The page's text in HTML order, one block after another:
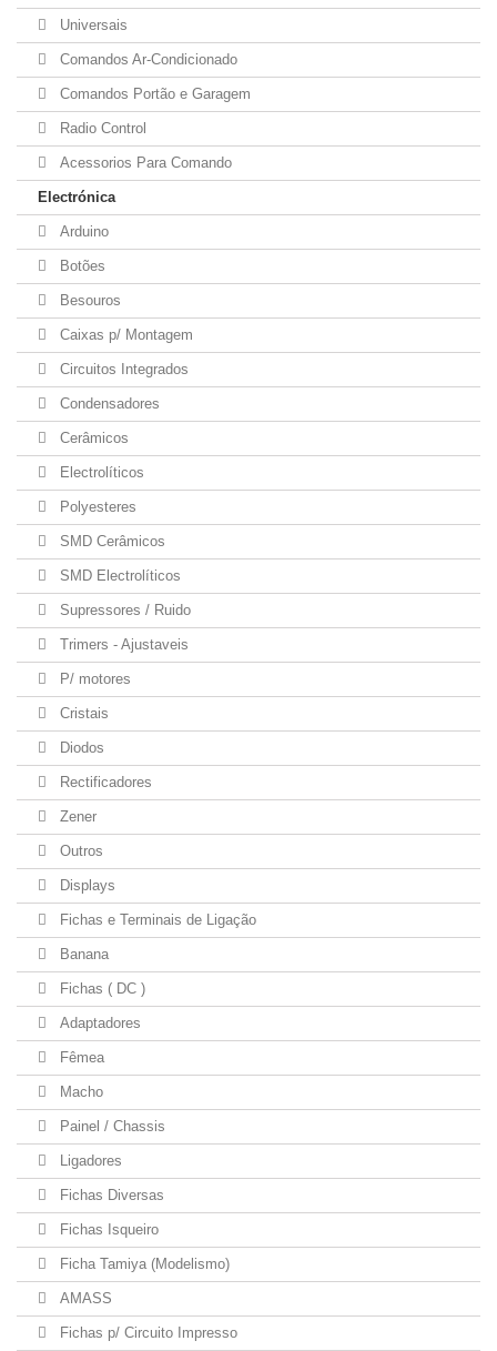
Universais
Comandos Ar-Condicionado
Comandos Portão e Garagem
Radio Control
Acessorios Para Comando
Electrónica
Arduino
Botões
Besouros
Caixas p/ Montagem
Circuitos Integrados
Condensadores
Cerâmicos
Electrolíticos
Polyesteres
SMD Cerâmicos
SMD Electrolíticos
Supressores / Ruido
Trimers - Ajustaveis
P/ motores
Cristais
Diodos
Rectificadores
Zener
Outros
Displays
Fichas e Terminais de Ligação
Banana
Fichas ( DC )
Adaptadores
Fêmea
Macho
Painel / Chassis
Ligadores
Fichas Diversas
Fichas Isqueiro
Ficha Tamiya (Modelismo)
AMASS
Fichas p/ Circuito Impresso